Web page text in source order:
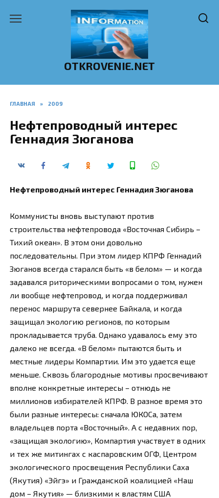
OTKROVENIE.NET
ГЛАВНАЯ » 2009
Нефтепроводный интерес
Геннадия Зюганова
Нефтепроводный интерес Геннадия Зюганова
Коммунисты вновь выступают против
строительства нефтепровода «Восточная Сибирь –
Тихий океан». В этом они довольно
последовательны. При этом лидер КПРФ Геннадий
Зюганов всегда старался быть «в белом» — и когда
задавался риторическими вопросами о том, нужен
ли вообще нефтепровод, и когда поддерживал
перенос маршрута севернее Байкала, и когда
защищал экологию регионов, по которым
прокладывается труба. Однако удавалось ему это
далеко не всегда. «В белом» пытаются быть и
местные лидеры Компартии. Им это удается еще
меньше. Сквозь благородные мотивы просвечивают
вполне конкретные интересы – отнюдь не
миллионов избирателей КПРФ. В разное время это
были разные интересы: сначала ЮКОСа, затем
владельцев порта «Восточный». А с недавних пор,
«защищая экологию», Компартия участвует в одних
и тех же митингах с каспаровским ОГФ, Центром
экологического просвещения Республики Саха
(Якутия) «Эйгэ» и Гражданской коалицией «Наш
дом – Якутия» — близкими к властям США